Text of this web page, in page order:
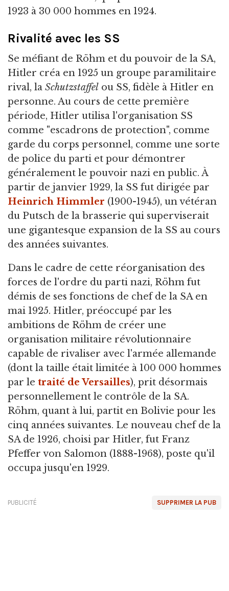
1923 à 30 000 hommes en 1924.
Rivalité avec les SS
Se méfiant de Röhm et du pouvoir de la SA,
Hitler créa en 1925 un groupe paramilitaire
rival, la Schutzstaffel ou SS, fidèle à Hitler en
personne. Au cours de cette première
période, Hitler utilisa l'organisation SS
comme "escadrons de protection", comme
garde du corps personnel, comme une sorte
de police du parti et pour démontrer
généralement le pouvoir nazi en public. À
partir de janvier 1929, la SS fut dirigée par
Heinrich Himmler (1900-1945), un vétéran
du Putsch de la brasserie qui superviserait
une gigantesque expansion de la SS au cours
des années suivantes.
Dans le cadre de cette réorganisation des
forces de l'ordre du parti nazi, Röhm fut
démis de ses fonctions de chef de la SA en
mai 1925. Hitler, préoccupé par les
ambitions de Röhm de créer une
organisation militaire révolutionnaire
capable de rivaliser avec l'armée allemande
(dont la taille était limitée à 100 000 hommes
par le traité de Versailles), prit désormais
personnellement le contrôle de la SA.
Röhm, quant à lui, partit en Bolivie pour les
cinq années suivantes. Le nouveau chef de la
SA de 1926, choisi par Hitler, fut Franz
Pfeffer von Salomon (1888-1968), poste qu'il
occupa jusqu'en 1929.
SUPPRIMER LA PUB
PUBLICITÉ